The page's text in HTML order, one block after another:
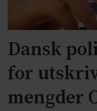
Dansk
for
mengder